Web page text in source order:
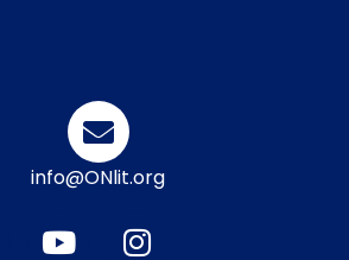
info@ONlit.org